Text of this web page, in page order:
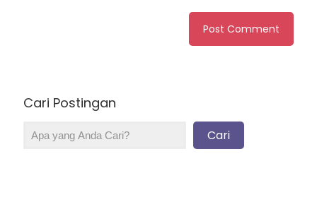
Cari Postingan
Cari